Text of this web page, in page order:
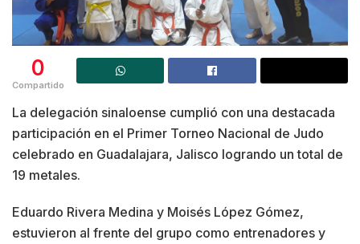
0
Compartido
La delegación sinaloense cumplió con una destacada
participación en el Primer Torneo Nacional de Judo
celebrado en Guadalajara, Jalisco logrando un total de
19 metales.
Eduardo Rivera Medina y Moisés López Gómez,
estuvieron al frente del grupo como entrenadores y